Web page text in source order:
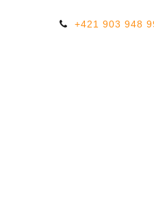
+421 903 948